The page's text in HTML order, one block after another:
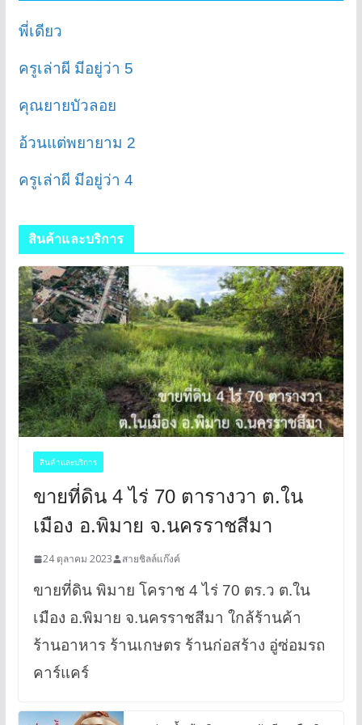
พี่เดียว
ครูเล่าผี มีอยู่ว่า 5
คุณยายบัวลอย
อ้วนแต่พยายาม 2
ครูเล่าผี มีอยู่ว่า 4
สินค้าและบริการ
สินค้าและบริการ
ขายที่ดิน 4 ไร่ 70 ตารางวา ต.ใน
เมือง อ.พิมาย จ.นครราชสีมา
24 ตุลาคม 2023 สายชิลล์แก๊งค์
ขายที่ดิน พิมาย โคราช 4 ไร่ 70 ตร.ว ต.ใน
เมือง อ.พิมาย จ.นครราชสีมา ใกล้ร้านค้า
ร้านอาหาร ร้านเกษตร ร้านก่อสร้าง อู่ซ่อมรถ
คาร์แคร์